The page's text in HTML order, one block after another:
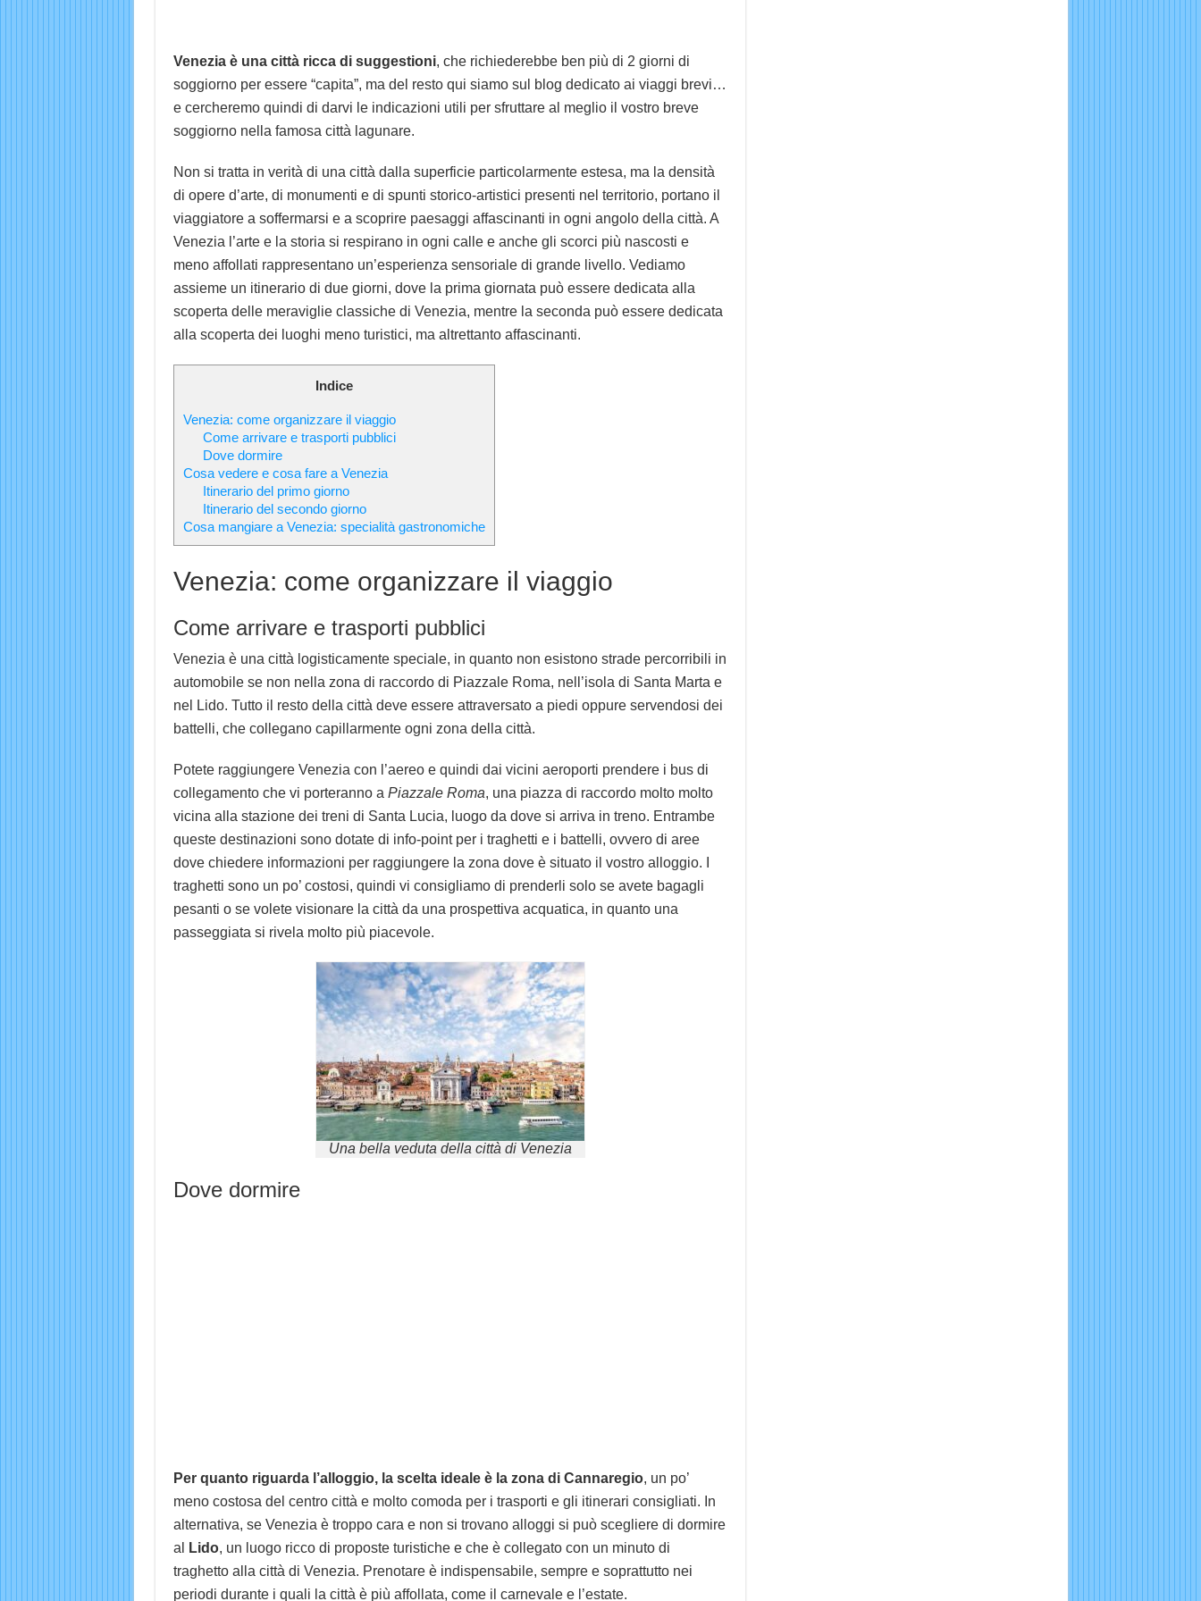
Venezia è una città ricca di suggestioni, che richiederebbe ben più di 2 giorni di
soggiorno per essere “capita”, ma del resto qui siamo sul blog dedicato ai viaggi brevi…
e cercheremo quindi di darvi le indicazioni utili per sfruttare al meglio il vostro breve
soggiorno nella famosa città lagunare.
Non si tratta in verità di una città dalla superficie particolarmente estesa, ma la densità
di opere d’arte, di monumenti e di spunti storico-artistici presenti nel territorio, portano il
viaggiatore a soffermarsi e a scoprire paesaggi affascinanti in ogni angolo della città. A
Venezia l’arte e la storia si respirano in ogni calle e anche gli scorci più nascosti e
meno affollati rappresentano un’esperienza sensoriale di grande livello. Vediamo
assieme un itinerario di due giorni, dove la prima giornata può essere dedicata alla
scoperta delle meraviglie classiche di Venezia, mentre la seconda può essere dedicata
alla scoperta dei luoghi meno turistici, ma altrettanto affascinanti.
Indice
Venezia: come organizzare il viaggio
Come arrivare e trasporti pubblici
Dove dormire
Cosa vedere e cosa fare a Venezia
Itinerario del primo giorno
Itinerario del secondo giorno
Cosa mangiare a Venezia: specialità gastronomiche
Venezia: come organizzare il viaggio
Come arrivare e trasporti pubblici
Venezia è una città logisticamente speciale, in quanto non esistono strade percorribili in
automobile se non nella zona di raccordo di Piazzale Roma, nell’isola di Santa Marta e
nel Lido. Tutto il resto della città deve essere attraversato a piedi oppure servendosi dei
battelli, che collegano capillarmente ogni zona della città.
Potete raggiungere Venezia con l’aereo e quindi dai vicini aeroporti prendere i bus di
collegamento che vi porteranno a Piazzale Roma, una piazza di raccordo molto molto
vicina alla stazione dei treni di Santa Lucia, luogo da dove si arriva in treno. Entrambe
queste destinazioni sono dotate di info-point per i traghetti e i battelli, ovvero di aree
dove chiedere informazioni per raggiungere la zona dove è situato il vostro alloggio. I
traghetti sono un po’ costosi, quindi vi consigliamo di prenderli solo se avete bagagli
pesanti o se volete visionare la città da una prospettiva acquatica, in quanto una
passeggiata si rivela molto più piacevole.
Una bella veduta della città di Venezia
Dove dormire
Per quanto riguarda l’alloggio, la scelta ideale è la zona di Cannaregio, un po’
meno costosa del centro città e molto comoda per i trasporti e gli itinerari consigliati. In
alternativa, se Venezia è troppo cara e non si trovano alloggi si può scegliere di dormire
al
Lido, un luogo ricco di proposte turistiche e che è collegato con un minuto di
traghetto alla città di Venezia. Prenotare è indispensabile, sempre e soprattutto nei
periodi durante i quali la città è più affollata, come il carnevale e l’estate.